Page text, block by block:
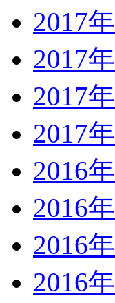
2017
2017
2017
2017
2016
2016
2016
2016